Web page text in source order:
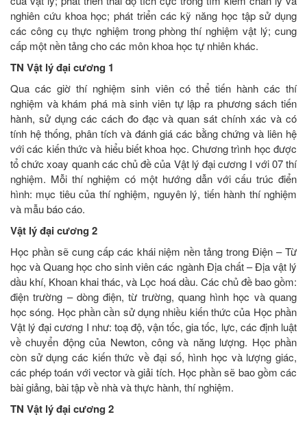
nghiên cứu khoa học; phát triển các kỹ năng học tập sử dụng
các công cụ thực nghiệm trong phòng thí nghiệm vật lý; cung
cấp một nền tảng cho các môn khoa học tự nhiên khác.
TN Vật lý đại cương 1
Qua các giờ thí nghiệm sinh viên có thể tiến hành các thí
nghiệm và khám phá mà sinh viên tự lập ra phương sách tiến
hành, sử dụng các cách đo đạc và quan sát chính xác và có
tính hệ thống, phân tích và đánh giá các bằng chứng và liên hệ
với các kiến thức và hiểu biết khoa học. Chương trình học được
tổ chức xoay quanh các chủ đề của Vật lý đại cương I với 07 thí
nghiệm. Mỗi thí nghiệm có một hướng dẫn với cấu trúc điển
hình: mục tiêu của thí nghiệm, nguyên lý, tiến hành thí nghiệm
và mẫu báo cáo.
Vật lý đại cương 2
Học phần sẽ cung cấp các khái niệm nền tảng trong Điện – Từ
học và Quang học cho sinh viên các ngành Địa chất – Địa vật lý
dầu khí, Khoan khai thác, và Lọc hoá dầu. Các chủ đề bao gồm:
điện trường – dòng điện, từ trường, quang hình học và quang
học sóng. Học phần cần sử dụng nhiều kiến thức của Học phần
Vật lý đại cương I như: toạ độ, vận tốc, gia tốc, lực, các định luật
về chuyển động của Newton, công và năng lượng. Học phần
còn sử dụng các kiến thức về đại số, hình học và lượng giác,
các phép toán với vector và giải tích. Học phần sẽ bao gồm các
bài giảng, bài tập về nhà và thực hành, thí nghiệm.
TN Vật lý đại cương 2